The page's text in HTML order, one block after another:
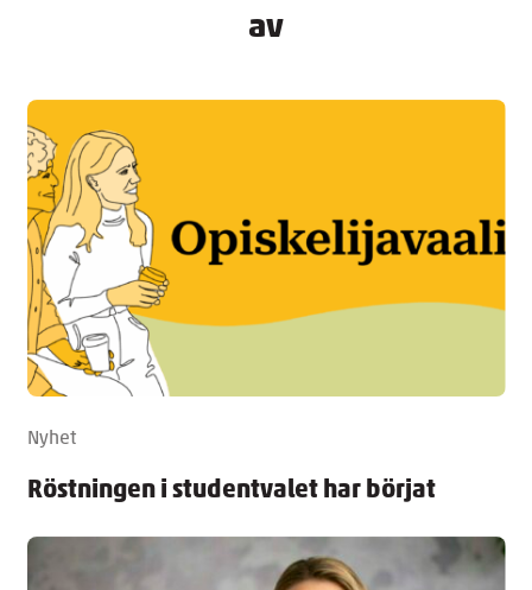
av
Nyhet
Röstningen i studentvalet har börjat